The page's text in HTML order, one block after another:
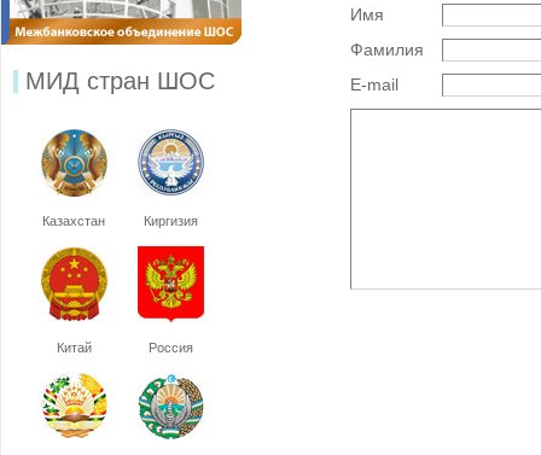
МИД стран ШОС
Казахстан Киргизия
Китай Россия
Имя
Фамилия
E-mail